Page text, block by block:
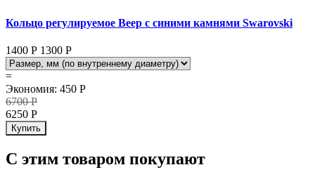
Кольцо регулируемое Веер с синими камнями Swarovski
1400 Р 1300 Р
=
Экономия: 450 Р
6700Р
6250 Р
Купить
С этим товаром покупают